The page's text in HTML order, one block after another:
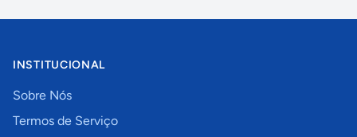
INSTITUCIONAL
Sobre Nós
Termos de Serviço